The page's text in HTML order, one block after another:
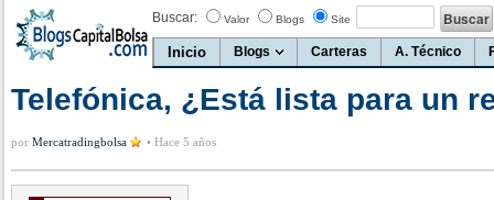
Buscar: Valor Blogs Site
Inicio Blogs Carteras A. Técnico
Telefónica, ¿Está lista para un
por Mercatradingbolsa • Hace 5 años